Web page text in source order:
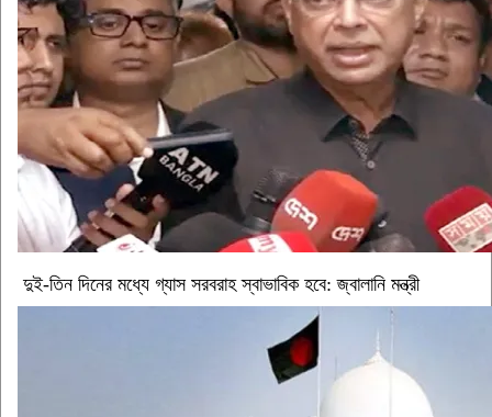
দুই-তিন দিনের মধ্যে গ্যাস সরবরাহ স্বাভাবিক হবে: জ্বালানি মন্ত্রী